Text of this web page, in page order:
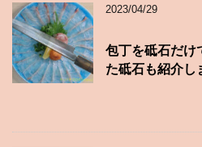
2023/04/29
包丁を砥石だけ
た砥石も紹介し